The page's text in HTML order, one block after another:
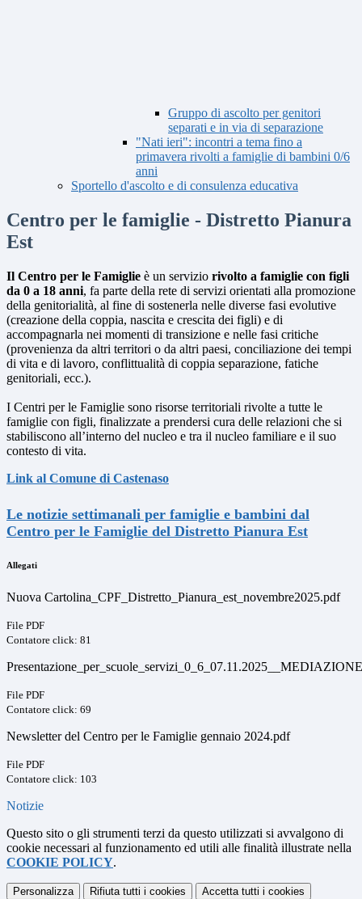
Gruppo di ascolto per genitori
separati e in via di separazione
"Nati ieri": incontri a tema fino a
primavera rivolti a famiglie di bambini 0/6
anni
Sportello d'ascolto e di consulenza educativa
Centro per le famiglie - Distretto Pianura
Est
Il Centro per le Famiglie è un servizio rivolto a famiglie con figli
da 0 a 18 anni, fa parte della rete di servizi orientati alla promozione
della genitorialità, al fine di sostenerla nelle diverse fasi evolutive
(creazione della coppia, nascita e crescita dei figli) e di
accompagnarla nei momenti di transizione e nelle fasi critiche
(provenienza da altri territori o da altri paesi, conciliazione dei tempi
di vita e di lavoro, conflittualità di coppia separazione, fatiche
genitoriali, ecc.).
I Centri per le Famiglie sono risorse territoriali rivolte a tutte le
famiglie con figli, finalizzate a prendersi cura delle relazioni che si
stabiliscono all’interno del nucleo e tra il nucleo familiare e il suo
contesto di vita.
Link al Comune di Castenaso
Le notizie settimanali per famiglie e bambini dal
Centro per le Famiglie del Distretto Pianura Est
Allegati
Nuova Cartolina_CPF_Distretto_Pianura_est_novembre2025.pdf
File PDF
Contatore click: 81
File PDF
Contatore click: 69
Newsletter del Centro per le Famiglie gennaio 2024.pdf
File PDF
Contatore click: 103
Notizie
Questo sito o gli strumenti terzi da questo utilizzati si avvalgono di
cookie necessari al funzionamento ed utili alle finalità illustrate nella
COOKIE POLICY.
Personalizza Rifiuta tutti i cookies Accetta tutti i cookies